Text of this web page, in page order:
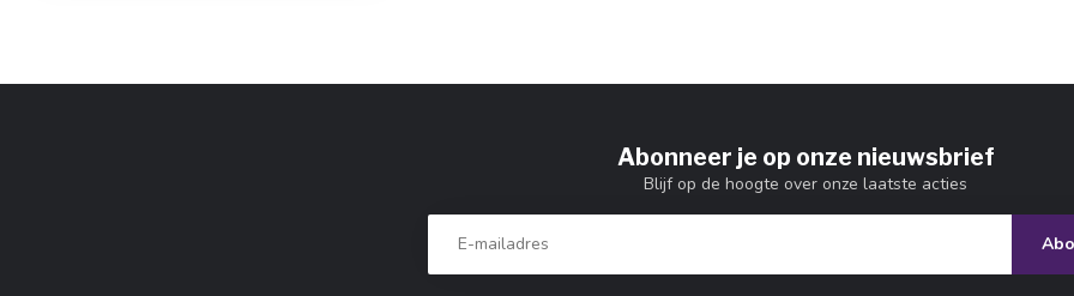
Abonneer je op onze nieuwsbrief
Blijf op de hoogte over onze laatste acties